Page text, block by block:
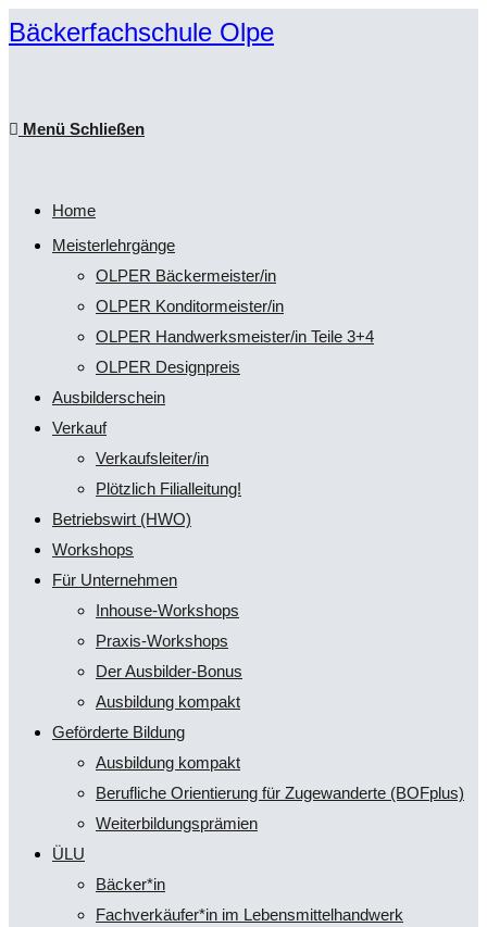
Zum
Bäckerfachschule Olpe
Menü Schließen
Home
Meisterlehrgänge
OLPER Bäckermeister/in
OLPER Konditormeister/in
OLPER Handwerksmeister/in Teile 3+4
OLPER Designpreis
Ausbilderschein
Verkauf
Verkaufsleiter/in
Plötzlich Filialleitung!
Betriebswirt (HWO)
Workshops
Für Unternehmen
Inhouse-Workshops
Praxis-Workshops
Der Ausbilder-Bonus
Ausbildung kompakt
Geförderte Bildung
Ausbildung kompakt
Berufliche Orientierung für Zugewanderte (BOFplus)
Weiterbildungsprämien
ÜLU
Bäcker*in
Fachverkäufer*in im Lebensmittelhandwerk